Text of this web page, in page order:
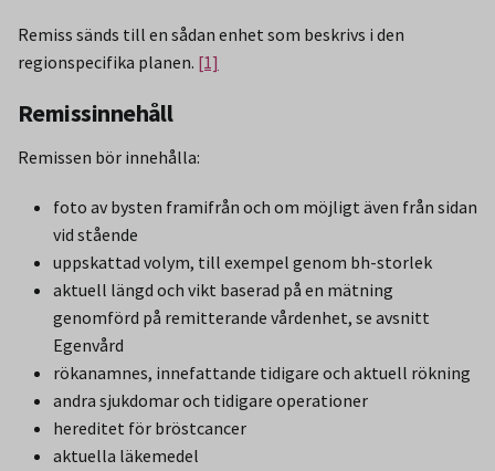
Remiss sänds till en sådan enhet som beskrivs i den
regionspecifika planen. [1]
Remissinnehåll
Remissen bör innehålla:
foto av bysten framifrån och om möjligt även från sidan
vid stående
uppskattad volym, till exempel genom bh-storlek
aktuell längd och vikt baserad på en mätning
genomförd på remitterande vårdenhet, se avsnitt
Egenvård
rökanamnes, innefattande tidigare och aktuell rökning
andra sjukdomar och tidigare operationer
hereditet för bröstcancer
aktuella läkemedel